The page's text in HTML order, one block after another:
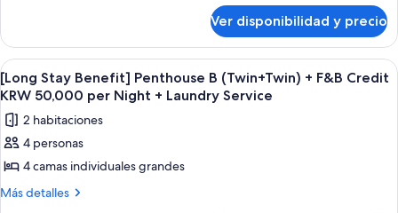
+
laundry
service
night
laundry
service
B
(King+Twin)
+
F&B
Credit
KRW
50,000
Night
Stay
Benefit]
Penthouse
B
(King+Twin)
+
F&B
KRW
50,000
per
Ver disponibilidad y precio
Ver
todas
las
fotos
de
[Long
Stay
Una mesa de comedor con diversos
2
[Long Stay Benefit] Penthouse B (Twin+Twin) + F&B Credit
KRW 50,000 per Night + Laundry Service
2 habitaciones
4 personas
4 camas individuales grandes
Más detalles
Más